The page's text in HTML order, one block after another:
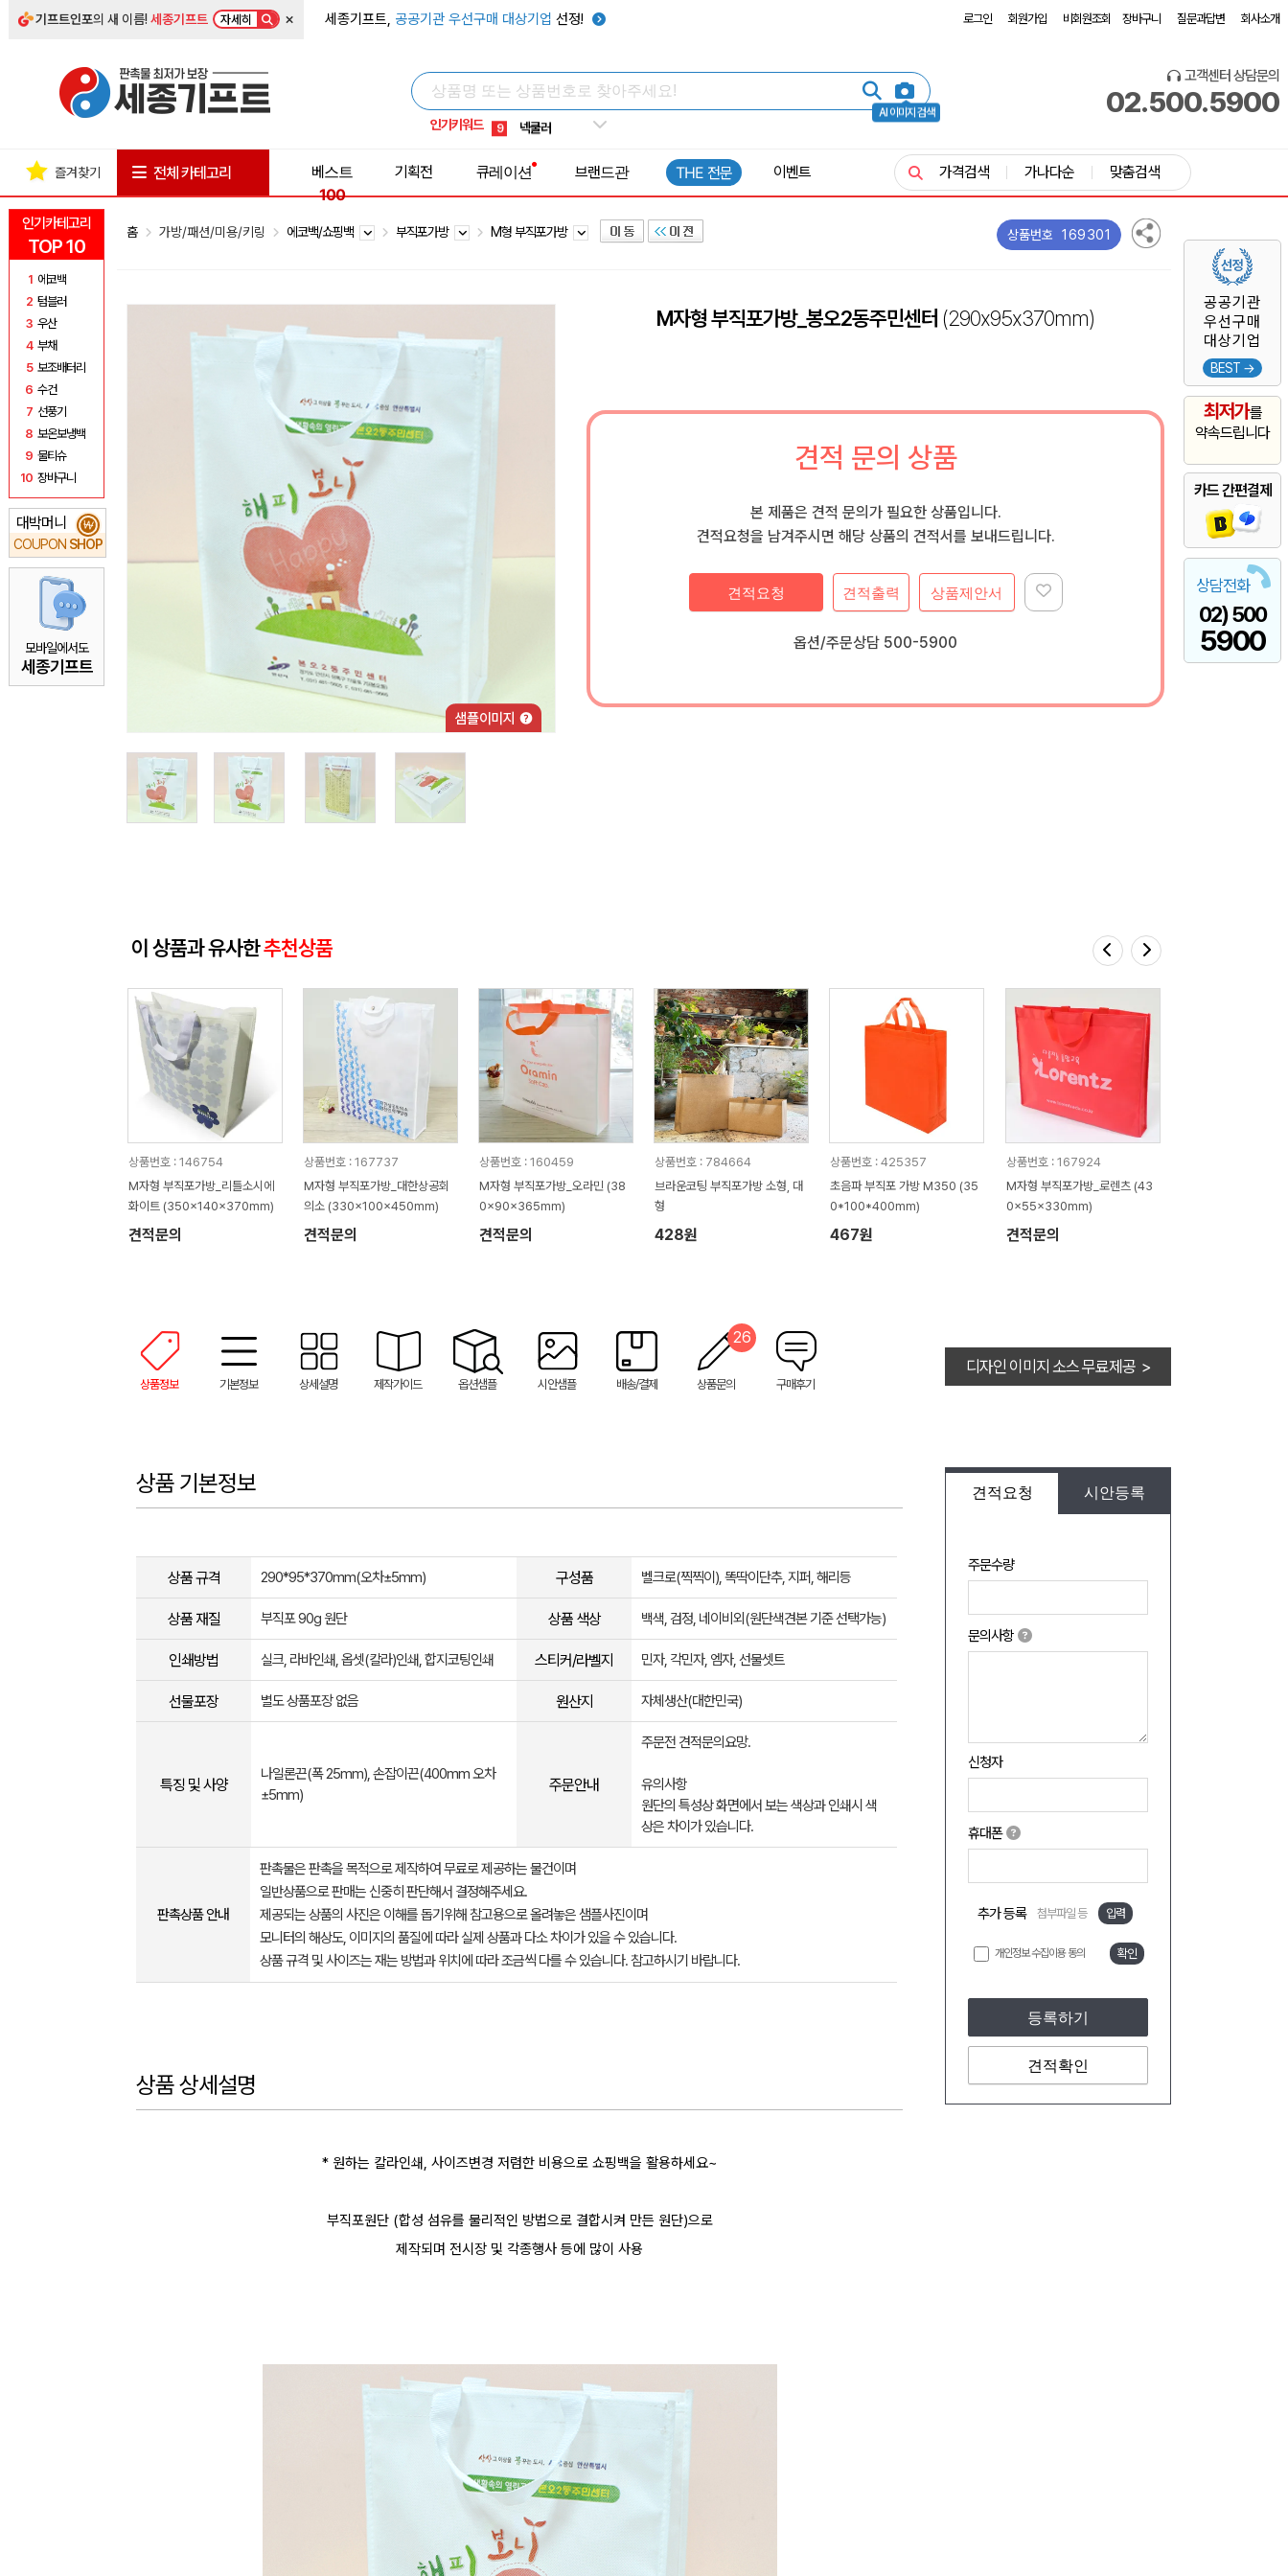
기프트인포의 새 이름!세종기프트 자세히 × 세종기프트, 공공기관 우선구매 대상기업 선정! 로그인 회원가입 비회원조회 장바구니 질문과답변 회사소개
AI 이미지 검색
인기키워드
5 키캡
8 쿨토시
9 넥쿨러
1 선풍기
고객센터 상담문의
02.500.5900
인기카테고리
TOP 10
1 에코백
2 텀블러
3 우산
4 부채
5 보조배터리
6 수건
7 선풍기
8 보온보냉백
9 물티슈
10 장바구니
대박머니
COUPON SHOP
₩
모바일에서도
세종기프트
공공기관
우선구매
대상기업
BEST →
최저가를
약속드립니다
카드 간편결제
상담전화
02) 500
5900
즐겨찾기 전체 카테고리
베스트
100
기획전 큐레이션 브랜드관 THE 전문 이벤트 가격검색 가나다순 맞춤검색
홈 가방/패션/미용/키링 에코백/쇼핑백 부직포가방 M형 부직포가방 상품번호 169301
M자형 부직포가방_봉오2동주민센터 (290x95x370mm)
견적 문의 상품
본 제품은 견적 문의가 필요한 상품입니다.
견적요청을 남겨주시면 해당 상품의 견적서를 보내드립니다.
견적요청 상품제안서
견적출력
옵션/주문상담 500-5900
이 상품과 유사한추천상품
상품번호 : 146754
M자형 부직포가방_리틀소시에
화이트 (350x140x370mm)
견적문의
상품번호 : 167737
M자형 부직포가방_대한상공회
의소 (330x100x450mm)
견적문의
상품번호 : 160459
M자형 부직포가방_오라민 (38
0x90x365mm)
견적문의
상품번호 : 784664
브라운코팅 부직포가방 소형, 대
형
428원
상품번호 : 425357
초음파 부직포 가방 M350 (35
0*100*400mm)
467원
상품번호 : 167924
M자형 부직포가방_로렌츠 (43
0x55x330mm)
견적문의
상품정보 기본정보 상세설명 제작가이드 옵션샘플 시안샘플 배송/결제 상품문의
26
구매후기
디자인 이미지 소스 무료제공 >
견적요청 시안등록
주문수량
문의사항
신청자
휴대폰
추가 등록 첨부파일 등 입력
개인정보 수집이용 동의 확인
등록하기
견적확인
상품 기본정보
상품 규격 290*95*370mm(오차±5mm) 구성품 벨크로(찍찍이), 똑딱이단추, 지퍼, 해리등
상품 재질 부직포 90g 원단 상품 색상 백색, 검정, 네이비외(원단색견본 기준 선택가능)
인쇄방법 실크, 라바인쇄, 옵셋(칼라)인쇄, 합지코팅인쇄 스티커/라벨지 민자, 각민자, 엠자, 선물셋트
선물포장 별도 상품포장 없음 원산지 자체생산(대한민국)
특징 및 사양
나일론끈(폭 25mm), 손잡이끈(400mm 오차
±5mm)
주문안내
주문전 견적문의요망.
유의사항
원단의 특성상 화면에서 보는 색상과 인쇄시 색
상은 차이가 있습니다.
판촉상품 안내
판촉물은 판촉을 목적으로 제작하여 무료로 제공하는 물건이며
일반상품으로 판매는 신중히 판단해서 결정해주세요.
제공되는 상품의 사진은 이해를 돕기위해 참고용으로 올려놓은 샘플사진이며
모니터의 해상도, 이미지의 품질에 따라 실제 상품과 다소 차이가 있을 수 있습니다.
상품 규격 및 사이즈는 재는 방법과 위치에 따라 조금씩 다를 수 있습니다. 참고하시기 바랍니다.
상품 상세설명
* 원하는 칼라인쇄, 사이즈변경 저렴한 비용으로 쇼핑백을 활용하세요~
부직포원단 (합성 섬유를 물리적인 방법으로 결합시켜 만든 원단)으로
제작되며 전시장 및 각종행사 등에 많이 사용